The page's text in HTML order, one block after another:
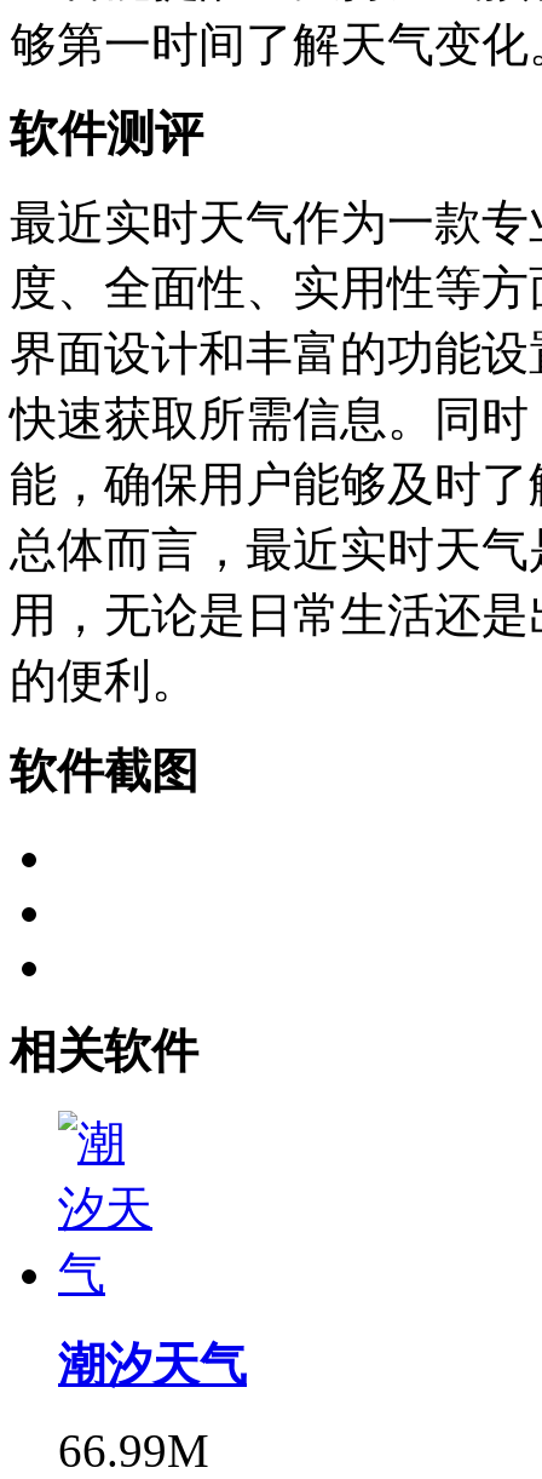
够第一时间了解天气变化
软件测评
最近实时天气作为一款
度、全面性、实用性等
界面设计和丰富的功能
快速获取所需信息。同
能，确保用户能够及时
总体而言，最近实时天
用，无论是日常生活还
的便利。
软件截图
相关软件
潮汐天气
66.99M